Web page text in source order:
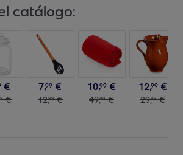
catálogo:
€
€
7,99 €
12,99 €
10,99 €
49,00 €
12,99 €
29,99 €